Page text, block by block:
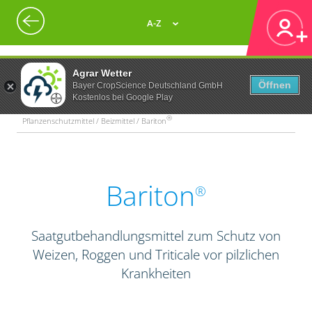
Agrar Wetter
Bayer CropScience Deutschland GmbH
Kostenlos bei Google Play
Öffnen
A-Z
Pflanzenschutzmittel / Beizmittel / Bariton®
Bariton®
Saatgutbehandlungsmittel zum Schutz von
Weizen, Roggen und Triticale vor pilzlichen
Krankheiten